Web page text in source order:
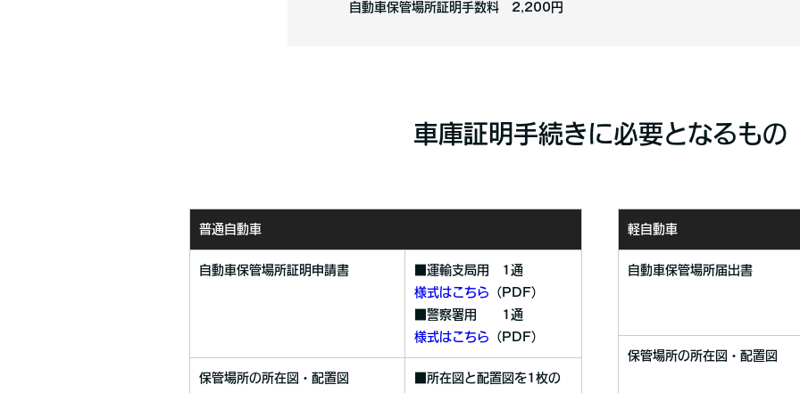
自動車保管場所証明手数料 2,200円
車庫証明手続きに必要となるもの
普通自動車
自動車保管場所証明申請書
■運輸支局用 1通
様式はこちら （PDF）
■警察署用 1通
様式はこちら （PDF）
保管場所の所在図・配置図
■所在図と配置図を1枚の
軽自動車
自動車保管場所届出書
保管場所の所在図・配置図